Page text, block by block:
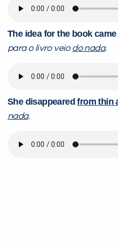
The idea for the book came
para o livro veiodo nada.
She disappearedfrom thin
nada.